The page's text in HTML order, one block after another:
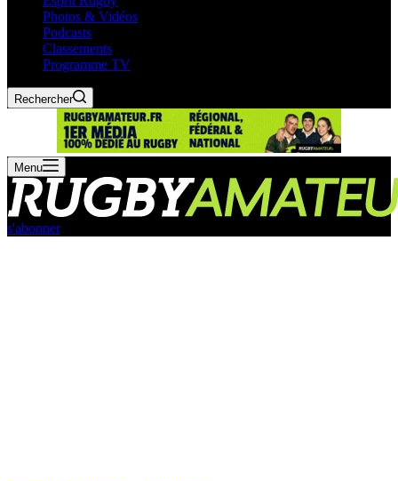
Photos & Vidéos
Podcasts
Classements
Programme TV
Rechercher
Menu
s'abonner